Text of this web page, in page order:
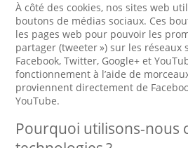
À côté des cookies, nos sites web
boutons de médias sociaux. Ces
les pages web pour pouvoir les
partager (tweeter ») sur les réseaux
Facebook, Twitter, Google+ et
fonctionnement à l’aide de
proviennent directement de
YouTube.
Pourquoi utilisons-nous